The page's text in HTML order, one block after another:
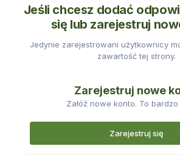
Jeśli chcesz dodać
się lub zarejestruj
Jedynie zarejestrowani użytkownicy
zawartość tej strony.
Zarejestruj nowe
Załóż nowe konto. To
Zarejestruj się